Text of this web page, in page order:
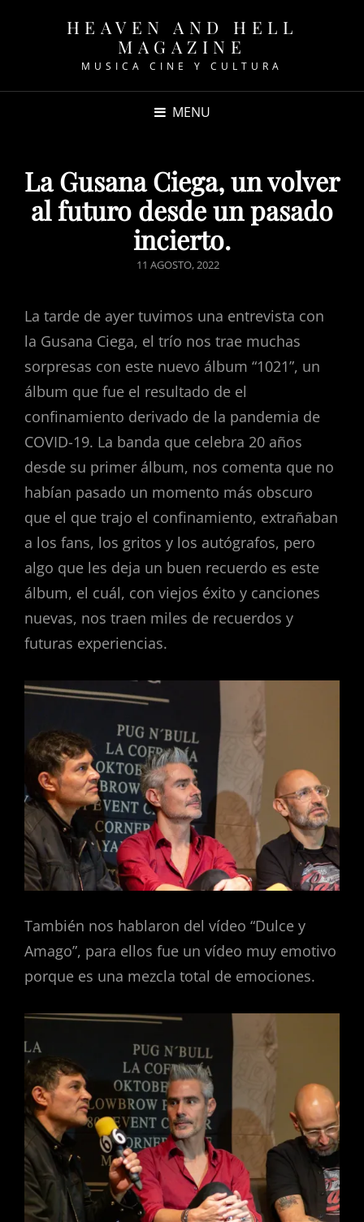
HEAVEN AND HELL
MAGAZINE
MUSICA CINE Y CULTURA
MENU
La Gusana Ciega, un volver
al futuro desde un pasado
incierto.
POSTED
11 AGOSTO, 2022
La tarde de ayer tuvimos una entrevista con
la Gusana Ciega, el trío nos trae muchas
sorpresas con este nuevo álbum “1021”, un
álbum que fue el resultado de el
confinamiento derivado de la pandemia de
COVID-19. La banda que celebra 20 años
desde su primer álbum, nos comenta que no
habían pasado un momento más obscuro
que el que trajo el confinamiento, extrañaban
a los fans, los gritos y los autógrafos, pero
algo que les deja un buen recuerdo es este
álbum, el cuál, con viejos éxito y canciones
nuevas, nos traen miles de recuerdos y
futuras experiencias.
También nos hablaron del vídeo “Dulce y
Amago”, para ellos fue un vídeo muy emotivo
porque es una mezcla total de emociones.